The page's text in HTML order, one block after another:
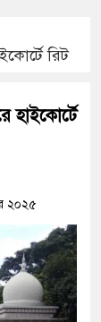
রিট
হাইকোর্টে
২০২৫